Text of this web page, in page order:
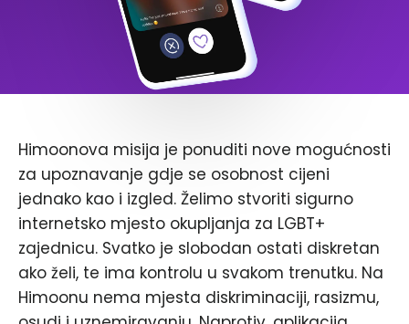
Himoonova misija je ponuditi nove mogućnosti
za upoznavanje gdje se osobnost cijeni
jednako kao i izgled. Želimo stvoriti sigurno
internetsko mjesto okupljanja za LGBT+
zajednicu. Svatko je slobodan ostati diskretan
ako želi, te ima kontrolu u svakom trenutku. Na
Himoonu nema mjesta diskriminaciji, rasizmu,